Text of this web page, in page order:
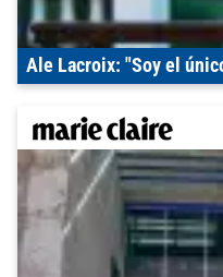
Ale Lacroix: "Soy el